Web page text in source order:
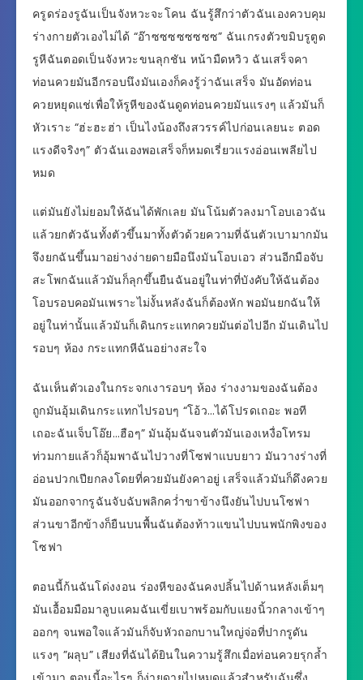
ครูดร่องรูฉันเป็นจังหวะจะโคน ฉันรู้สึกว่าตัวฉันเองควบคุม
ร่างกายตัวเองไม่ได้ “อ๊าซซซซซซซซ” ฉันเกรงตัวขมิบรูตูด
รูหีฉันตอดเป็นจังหวะขนลุกชัน หน้ามืดหวิว ฉันเสร็จคา
ท่อนควยมันอีกรอบนึงมันเองก็คงรู้ว่าฉันเสร็จ มันอัดท่อน
ควยหยุดแช่เพื่อให้รูหีของฉันดูดท่อนควยมันแรงๆ แล้วมันก็
หัวเราะ “ฮ่ะฮะฮ่า เป็นไงน้องถึงสวรรค์ไปก่อนเลยนะ ตอด
แรงดีจริงๆ” ตัวฉันเองพอเสร็จก็หมดเรี่ยวแรงอ่อนเพลียไป
หมด
แต่มันยังไม่ยอมให้ฉันได้พักเลย มันโน้มตัวลงมาโอบเอวฉัน
แล้วยกตัวฉันทั้งตัวขึ้นมาทั้งตัวด้วยความที่ฉันตัวเบามากมัน
จึงยกฉันขึ้นมาอย่างง่ายดายมือนึงมันโอบเอว ส่วนอีกมือจับ
สะโพกฉันแล้วมันก็ลุกขึ้นยืนฉันอยู่ในท่าที่บังคับให้ฉันต้อง
โอบรอบคอมันเพราะไม่งั้นหลังฉันก็ต้องหัก พอมันยกฉันให้
อยู่ในท่านั้นแล้วมันก็เดินกระแทกควยมันต่อไปอีก มันเดินไป
รอบๆ ห้อง กระแทกหีฉันอย่างสะใจ
ฉันเห็นตัวเองในกระจกเงารอบๆ ห้อง ร่างงามของฉันต้อง
ถูกมันอุ้มเดินกระแทกไปรอบๆ “โอ้ว…ได้โปรดเถอะ พอที
เถอะฉันเจ็บโอ๊ย…ฮือๆ” มันอุ้มฉันจนตัวมันเองเหงื่อโทรม
ท่วมกายแล้วก็อุ้มพาฉันไปวางที่โซฟาแบบยาว มันวางร่างที่
อ่อนปวกเปียกลงโดยที่ควยมันยังคาอยู่ เสร็จแล้วมันก็ดึงควย
มันออกจากรูฉันจับฉับพลิกคว่ำขาข้างนึงยันไปบนโซฟา
ส่วนขาอีกข้างก็ยืนบนพื้นฉันต้องท้าวแขนไปบนพนักพิงของ
โซฟา
ตอนนี้ก้นฉันโด่งงอน ร่องหีของฉันคงปลิ้นไปด้านหลังเต็มๆ
มันเอื้อมมือมาลูบแคมฉันเขี่ยเบาพร้อมกับแยงนิ้วกลางเข้าๆ
ออกๆ จนพอใจแล้วมันก็จับหัวถอกบานใหญ่จ่อที่ปากรูดัน
แรงๆ ”ผลุบ” เสียงที่ฉันได้ยินในความรู้สึกเมื่อท่อนควยรุกล้ำ